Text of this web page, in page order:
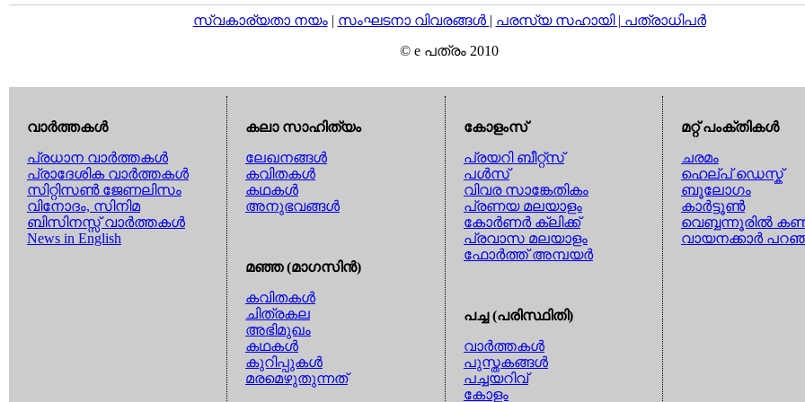
സ്വകാര്യതാ നയം| സംഘടനാ വിവരങ്ങള്‍ | പരസ്യ സഹായി | പത്രാധിപര്‍
© e പത്രം 2010
വാര്‍ത്തകള്‍
പ്രധാന വാര്‍ത്തകള്‍
പ്രാദേശിക വാര്‍ത്തകള്‍
സിറ്റിസണ്‍ ജേണലിസം
വിനോദം, സിനിമ
ബിസിനസ്സ് വാര്‍ത്തകള്‍
News in English
കലാ സാഹിത്യം
ലേഖനങ്ങള്‍
കവിതകള്‍
കഥകള്‍
അനുഭവങ്ങള്‍
മഞ്ഞ (മാഗസിന്‍)
കവിതകള്‍
ചിത്രകല
അഭിമുഖം
കഥകള്‍
കുറിപ്പുകള്‍
മരമെഴുതുന്നത്
കോളംസ്
പ്രയറി ബീറ്റ്സ്
പള്‍സ്
വിവര സാങ്കേതികം
പ്രണയ മലയാളം
കോര്‍ണര്‍ ക്ലിക്ക്
പ്രവാസ മലയാളം
ഫോര്‍ത്ത് അമ്പയര്‍
പച്ച (പരിസ്ഥിതി)
വാര്‍ത്തകള്‍
പുസ്തകങ്ങള്‍
പച്ചയറിവ്
കോളം
മറ്റ് പംക്തികള്‍
ചരമം
ഹെല്പ് ഡെസ്ക്
ബൂലോഗം
കാര്‍ട്ടൂണ്‍
വെബ്ബന്നൂരില്‍
വായനക്കാര്‍